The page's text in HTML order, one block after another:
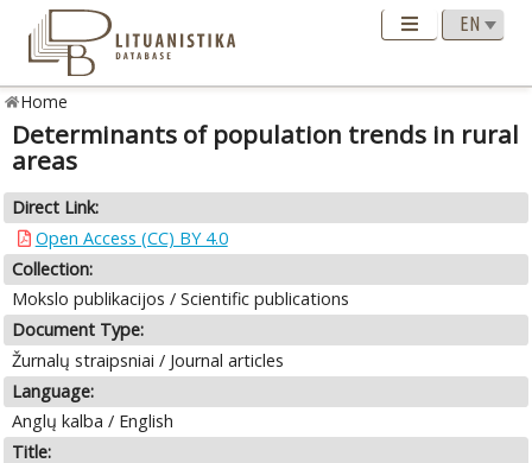
Home
Determinants of population trends in rural
areas
Direct Link:
Open Access (CC) BY 4.0
Collection:
Mokslo publikacijos / Scientific publications
Document Type:
Žurnalų straipsniai / Journal articles
Language:
Anglų kalba / English
Title: